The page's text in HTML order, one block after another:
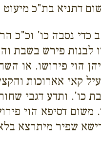
דתניא בת"כ
כדי נסבה כו' וכ"כ
לבנות פירש
הוי פירושו. או
קאי אארוכות
כו'. ותדע דגבי
משום דסיפא הוי
שפיר מיתרצא